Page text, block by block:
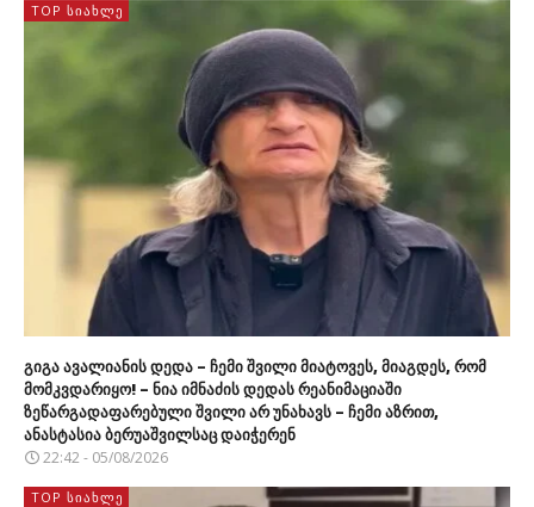
TOP ᲡᲘᲐᲮᲚᲔ
გიგა ავალიანის დედა – ჩემი შვილი მიატოვეს, მიაგდეს, რომ
მომკვდარიყო! – ნია იმნაძის დედას რეანიმაციაში
ზეწარგადაფარებული შვილი არ უნახავს – ჩემი აზრით,
ანასტასია ბერუაშვილსაც დაიჭერენ
22:42 - 05/08/2026
TOP ᲡᲘᲐᲮᲚᲔ